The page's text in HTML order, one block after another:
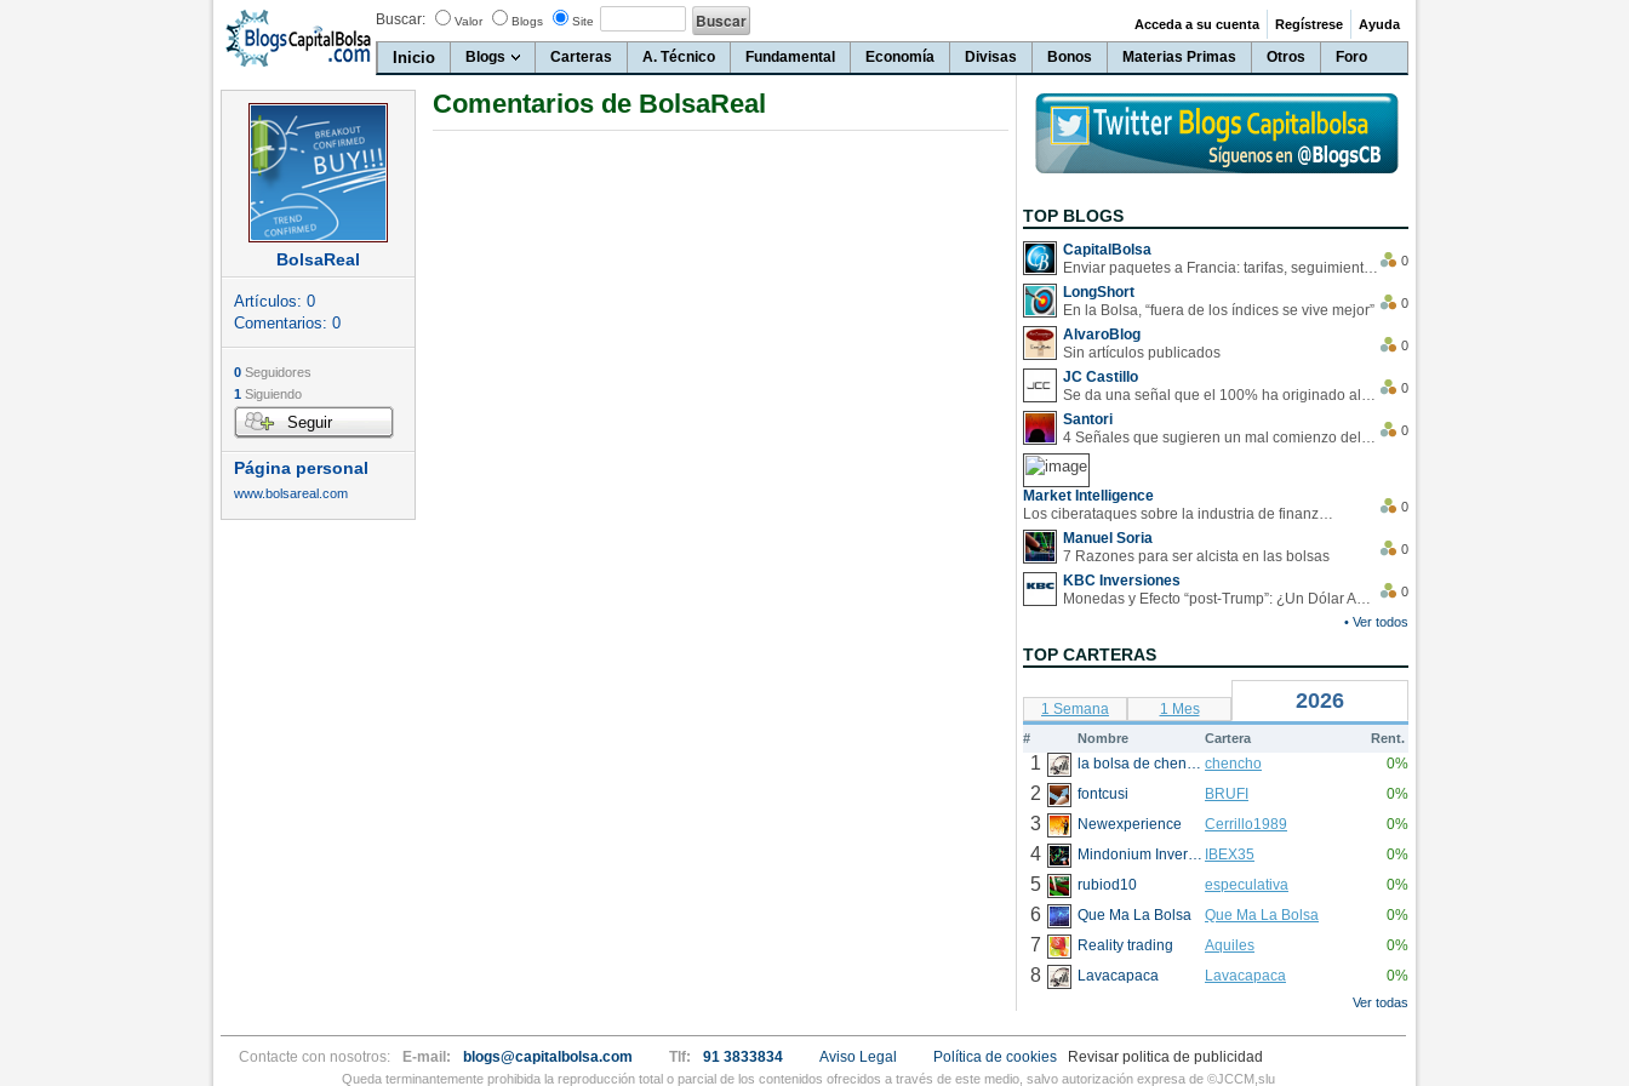
Buscar: Valor Blogs Site
Inicio Blogs Carteras A. Técnico Fundamental Economía Divisas Bonos Materias Primas Otros Foro
Acceda a su cuenta Regístrese Ayuda
BolsaReal
Artículos: 0
Comentarios: 0
0 Seguidores
1 Siguiendo
Seguir
Página personal
www.bolsareal.com
Comentarios de BolsaReal
TOP BLOGS
CapitalBolsa
Enviar paquetes a Francia: tarifas, seguimiento y ventajas destacadas
0
LongShort
En la Bolsa, “fuera de los índices se vive mejor”
0
AlvaroBlog
Sin artículos publicados
0
JC Castillo
Se da una señal que el 100% ha originado alzas en las bolsas
0
Santori
4 Señales que sugieren un mal comienzo del 3T de la economía EEUU
0
Market Intelligence
Los ciberataques sobre la industria de finanzas se han duplicado este año
0
Manuel Soria
7 Razones para ser alcista en las bolsas
0
KBC Inversiones
Monedas y Efecto “post-Trump”: ¿Un Dólar Americano operando en rangos?
0
• Ver todos
TOP CARTERAS
1 Semana 1 Mes 2026
# Nombre Cartera Rent.
1 la bolsa de chencho chencho 0%
2 fontcusi BRUFI 0%
3 Newexperience Cerrillo1989 0%
4 Mindonium Inversions IBEX35 0%
5 rubiod10 especulativa 0%
6 Que Ma La Bolsa Que Ma La Bolsa 0%
7 Reality trading Aquiles 0%
8 Lavacapaca Lavacapaca 0%
Ver todas
Contacte con nosotros: E-mail: blogs@capitalbolsa.com Tlf: 91 3833834 Aviso Legal Revisar politica de publicidad
Política de cookies
Queda terminantemente prohibida la reproducción total o parcial de los contenidos ofrecidos a través de este medio, salvo autorización expresa de ©JCCM,slu